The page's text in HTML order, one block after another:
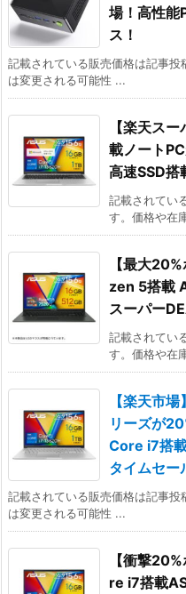
場！高性能
ス！
記載されている販売価格は記事
は変更される可能性 ...
【楽天ス
載ノート
高速SSD搭
記載されてい
す。価格や在
【最大
zen 5搭載
スーパー
記載されてい
す。価格や在
【楽天市
リーズが
Core i7搭
タイムセー
記載されている販売価格は記事
は変更される可能性 ...
【衝撃
re i7搭載